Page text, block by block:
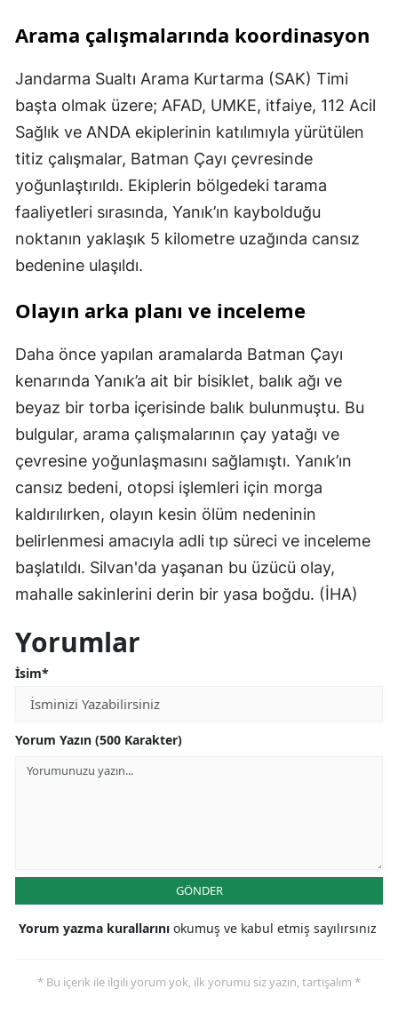
Arama çalışmalarında koordinasyon
Jandarma Sualtı Arama Kurtarma (SAK) Timi
başta olmak üzere; AFAD, UMKE, itfaiye, 112 Acil
Sağlık ve ANDA ekiplerinin katılımıyla yürütülen
titiz çalışmalar, Batman Çayı çevresinde
yoğunlaştırıldı. Ekiplerin bölgedeki tarama
faaliyetleri sırasında, Yanık’ın kaybolduğu
noktanın yaklaşık 5 kilometre uzağında cansız
bedenine ulaşıldı.
Olayın arka planı ve inceleme
Daha önce yapılan aramalarda Batman Çayı
kenarında Yanık’a ait bir bisiklet, balık ağı ve
beyaz bir torba içerisinde balık bulunmuştu. Bu
bulgular, arama çalışmalarının çay yatağı ve
çevresine yoğunlaşmasını sağlamıştı. Yanık’ın
cansız bedeni, otopsi işlemleri için morga
kaldırılırken, olayın kesin ölüm nedeninin
belirlenmesi amacıyla adli tıp süreci ve inceleme
başlatıldı. Silvan'da yaşanan bu üzücü olay,
mahalle sakinlerini derin bir yasa boğdu. (İHA)
Yorumlar
İsim*
Yorum Yazın (500 Karakter)
GÖNDER
Yorum yazma kurallarını okumuş ve kabul etmiş sayılırsınız
* Bu içerik ile ilgili yorum yok, ilk yorumu siz yazın, tartışalım *